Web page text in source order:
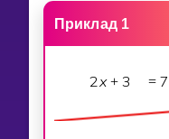
Приклад 1
2x + 3 = 7